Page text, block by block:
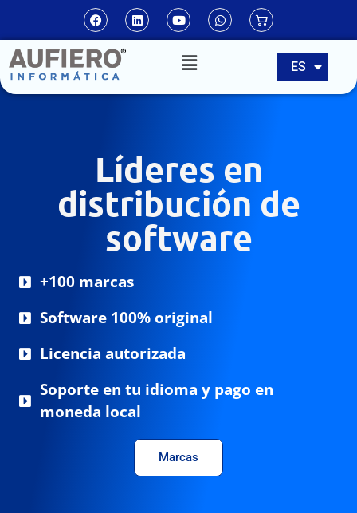
ES
EN
PT
Líderes en
distribución de
software
+100 marcas
Software 100% original
Licencia autorizada
Soporte en tu idioma y pago en
moneda local
Marcas